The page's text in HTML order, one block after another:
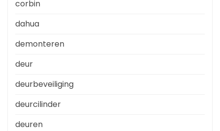
corbin
dahua
demonteren
deur
deurbeveiliging
deurcilinder
deuren